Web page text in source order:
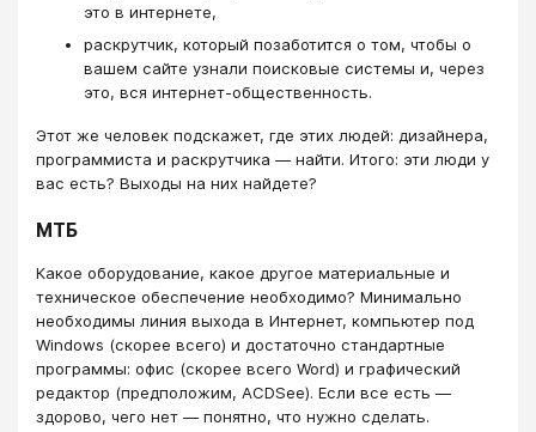
это в интернете,
раскрутчик, который позаботится о том, чтобы о
вашем сайте узнали поисковые системы и, через
это, вся интернет-общественность.
Этот же человек подскажет, где этих людей: дизайнера,
программиста и раскрутчика — найти. Итого: эти люди у
вас есть? Выходы на них найдете?
МТБ
Какое оборудование, какое другое материальные и
техническое обеспечение необходимо? Минимально
необходимы линия выхода в Интернет, компьютер под
Windows (скорее всего) и достаточно стандартные
программы: офис (скорее всего Word) и графический
редактор (предположим, ACDSee). Если все есть —
здорово, чего нет — понятно, что нужно сделать.